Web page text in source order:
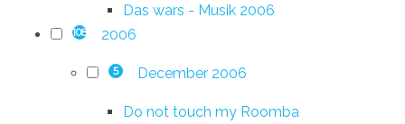
Das wars - Musik 2006
108 2006
5 December 2006
Do not touch my Roomba